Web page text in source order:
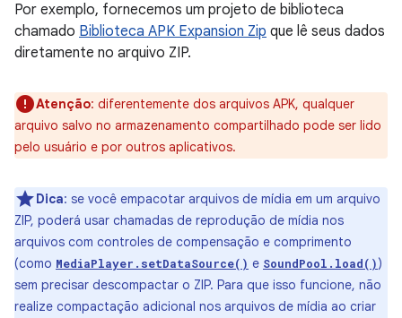
Por exemplo, fornecemos um projeto de biblioteca
chamado Biblioteca APK Expansion Zip que lê seus dados
diretamente no arquivo ZIP.
Atenção: diferentemente dos arquivos APK, qualquer
arquivo salvo no armazenamento compartilhado pode ser lido
pelo usuário e por outros aplicativos.
Dica: se você empacotar arquivos de mídia em um arquivo
ZIP, poderá usar chamadas de reprodução de mídia nos
arquivos com controles de compensação e comprimento
(como MediaPlayer.setDataSource() e SoundPool.load())
sem precisar descompactar o ZIP. Para que isso funcione, não
realize compactação adicional nos arquivos de mídia ao criar